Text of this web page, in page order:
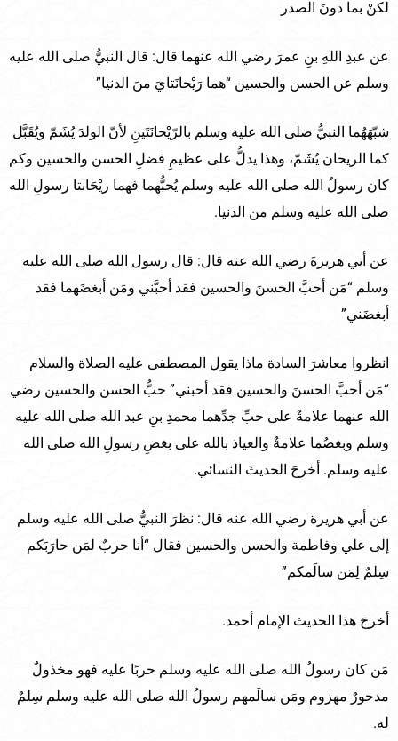
لكنْ بما دونَ الصدر
عن عبدِ اللهِ بنِ عمرَ رضي الله عنهما قال: قال النبيُّ صلى الله عليه
وسلم عن الحسن والحسين “هما رَيْحانَتايَ منَ الدنيا”
شبّهَهُما النبيُّ صلى الله عليه وسلم بالرّيْحانَتَينِ لأنّ الولدَ يُشَمّ ويُقَبَّل
كما الريحان يُشَمّ، وهذا يدلُّ على عظيمِ فضلِ الحسن والحسين وكم
كان رسولُ الله صلى الله عليه وسلم يُحبُّهما فهما ريْحَانتا رسولِ الله
صلى الله عليه وسلم من الدنيا.
عن أبي هريرةَ رضي الله عنه قال: قال رسول الله صلى الله عليه
وسلم “مَن أحبَّ الحسنَ والحسين فقد أحبَّني ومَن أبغضَهما فقد
أبغضَني”
انظروا معاشرَ السادة ماذا يقول المصطفى عليه الصلاة والسلام
“مَن أحبَّ الحسنَ والحسين فقد أحبني” حبُّ الحسن والحسين رضي
الله عنهما علامةٌ على حبِّ جدِّهما محمدِ بنِ عبد الله صلى الله عليه
وسلم وبغضُما علامةٌ والعياذ بالله على بغضِ رسولِ الله صلى الله
عليه وسلم. أخرجَ الحديثَ النسائي.
عن أبي هريرة رضي الله عنه قال: نظرَ النبيُّ صلى الله عليه وسلم
إلى علي وفاطمة والحسن والحسين فقال “أنا حربٌ لمَن حارَبَكم
سِلمٌ لِمَن سالَمكم”
أخرجَ هذا الحديث الإمام أحمد.
مَن كان رسولُ الله صلى الله عليه وسلم حربًا عليه فهو مخذولٌ
مدحورٌ مهزوم ومَن سالَمهم رسولُ الله صلى الله عليه وسلم سِلمٌ
له.